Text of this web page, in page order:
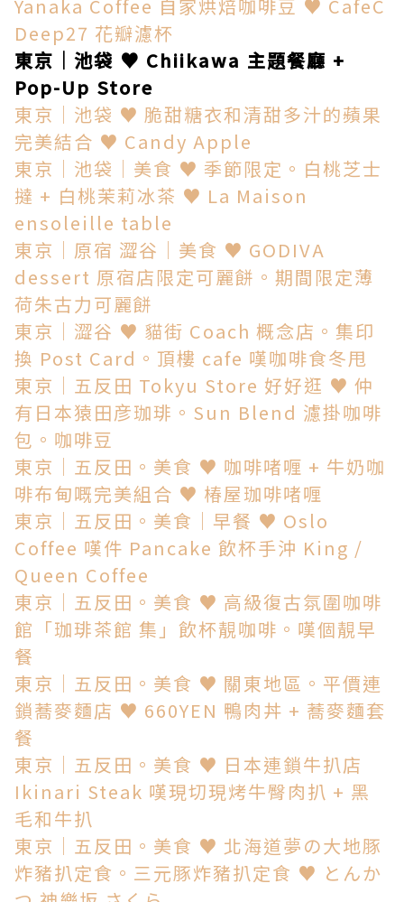
Yanaka Coffee 自家烘焙咖啡豆 ♥ CafeC
Deep27 花瓣濾杯
東京│池袋 ♥ Chiikawa 主題餐廳 +
Pop-Up Store
東京│池袋 ♥ 脆甜糖衣和清甜多汁的蘋果
完美結合 ♥ Candy Apple
東京│池袋│美食 ♥ 季節限定。白桃芝士
撻 + 白桃茉莉冰茶 ♥ La Maison
ensoleille table
東京│原宿 澀谷│美食 ♥ GODIVA
dessert 原宿店限定可麗餅。期間限定薄
荷朱古力可麗餅
東京│澀谷 ♥ 貓街 Coach 概念店。集印
換 Post Card。頂樓 cafe 嘆咖啡食冬甩
東京│五反田 Tokyu Store 好好逛 ♥ 仲
有日本猿田彦珈琲。Sun Blend 濾掛咖啡
包。咖啡豆
東京│五反田。美食 ♥ 咖啡啫喱 + 牛奶咖
啡布甸嘅完美組合 ♥ 椿屋珈啡啫喱
東京│五反田。美食│早餐 ♥ Oslo
Coffee 嘆件 Pancake 飲杯手沖 King /
Queen Coffee
東京│五反田。美食 ♥ 高級復古氛圍咖啡
館「珈琲茶館 集」飲杯靚咖啡。嘆個靚早
餐
東京│五反田。美食 ♥ 關東地區。平價連
鎖蕎麥麵店 ♥ 660YEN 鴨肉丼 + 蕎麥麵套
餐
東京│五反田。美食 ♥ 日本連鎖牛扒店
Ikinari Steak 嘆現切現烤牛臀肉扒 + 黑
毛和牛扒
東京│五反田。美食 ♥ 北海道夢の大地豚
炸豬扒定食。三元豚炸豬扒定食 ♥ とんか